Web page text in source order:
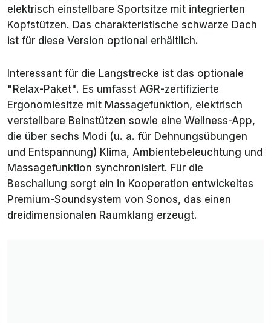
elektrisch einstellbare Sportsitze mit integrierten
Kopfstützen. Das charakteristische schwarze Dach
ist für diese Version optional erhältlich.
Interessant für die Langstrecke ist das optionale
"Relax-Paket". Es umfasst AGR-zertifizierte
Ergonomiesitze mit Massagefunktion, elektrisch
verstellbare Beinstützen sowie eine Wellness-App,
die über sechs Modi (u. a. für Dehnungsübungen
und Entspannung) Klima, Ambientebeleuchtung und
Massagefunktion synchronisiert. Für die
Beschallung sorgt ein in Kooperation entwickeltes
Premium-Soundsystem von Sonos, das einen
dreidimensionalen Raumklang erzeugt.